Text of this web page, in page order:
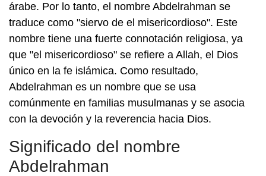
árabe. Por lo tanto, el nombre Abdelrahman se
traduce como "siervo de el misericordioso". Este
nombre tiene una fuerte connotación religiosa, ya
que "el misericordioso" se refiere a Allah, el Dios
único en la fe islámica. Como resultado,
Abdelrahman es un nombre que se usa
comúnmente en familias musulmanas y se asocia
con la devoción y la reverencia hacia Dios.
Significado del nombre
Abdelrahman